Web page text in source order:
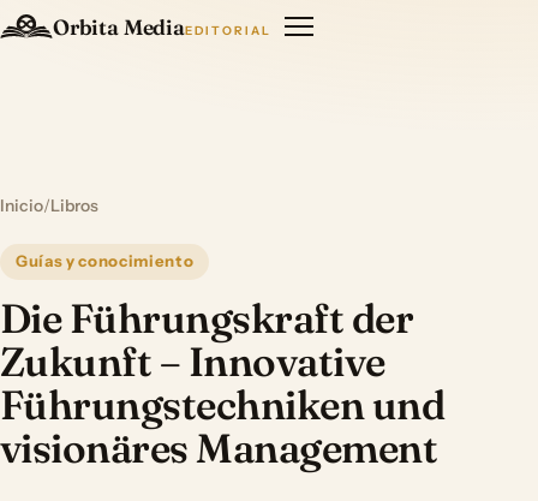
Orbita MediaEDITORIAL
Inicio/Libros
Guías y conocimiento
Die Führungskraft der
Zukunft – Innovative
Führungstechniken und
visionäres Management